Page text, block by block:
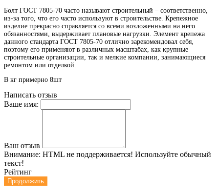
Болт ГОСТ 7805-70 часто называют строительный – соответственно,
из-за того, что его часто используют в строительстве. Крепежное
изделие прекрасно справляется со всеми возложенными на него
обязанностями, выдерживает плановые нагрузки. Элемент крепежа
данного стандарта ГОСТ 7805-70 отлично зарекомендовал себя,
поэтому его применяют в различных масштабах, как крупные
строительные организации, так и мелкие компании, занимающиеся
ремонтом или отделкой.
В кг примерно 8шт
Написать отзыв
Ваше имя:
Ваш отзыв
Внимание: HTML не поддерживается! Используйте обычный
текст!
Рейтинг
Продолжить